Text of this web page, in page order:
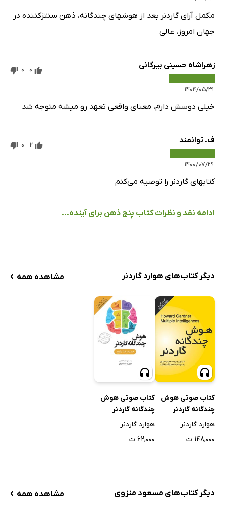
مکمل آرای گاردنر بعد از هوشهای چندگانه، ذهن سنتزکننده در
جهان امروز، عالی
زهراشاه حسینی بیرگانی
۱۴۰۴/۰۵/۳۱
0
0
خیلی دوسش دارم، معنای واقعی تعهد رو میشه متوجه شد
ف. توانمند
۱۴۰۰/۰۷/۲۹
2
0
کتابهای گاردنر را توصیه می‌کنم
ادامه نقد و نظرات کتاب پنج ذهن برای آینده...
دیگر کتاب‌های هوارد گاردنر مشاهده همه ›
کتاب صوتی هوش
چندگانه گاردنر
هوارد گاردنر
۱۴۸,۰۰۰ ت
کتاب صوتی هوش
چندگانه گاردنر
هوارد گاردنر
۶۲,۰۰۰ ت
دیگر کتاب‌های مسعود منزوی مشاهده همه ›